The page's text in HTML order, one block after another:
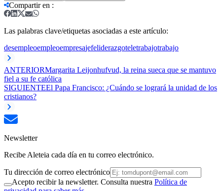
Compartir en :
Las palabras clave/etiquetas asociadas a este artículo:
desempleoempleoempresajefeliderazgoteletrabajotrabajo
ANTERIORMargarita Leijonhufvud, la reina sueca que se mantuvo
fiel a su fe católica
SIGUIENTEEl Papa Francisco: ¿Cuándo se logrará la unidad de los
cristianos?
Newsletter
Recibe Aleteia cada día en tu correo electrónico.
Tu dirección de correo electrónico
Acepto recibir la newsletter. Consulta nuestra Política de